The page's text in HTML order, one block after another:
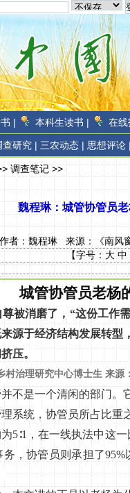
| 本科生读书 | 在线
查研究 | 三农动态 | 思想评论 |
调查笔记 >>
魏程琳：城管协管员
者：魏程琳来源：《南风
【字号：大 中
城管协管员老杨
被消磨了，“这份工作
源于经济结构发展转
压。
治理研究中心博士生 来源
是一个清闲的部门。
系统，协管员所占比
5∶1，在一线执法中这
，协管员则承担了